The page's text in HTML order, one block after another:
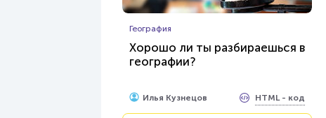
География
Хорошо ли ты разбираешься в
географии?
Илья Кузнецов HTML - код